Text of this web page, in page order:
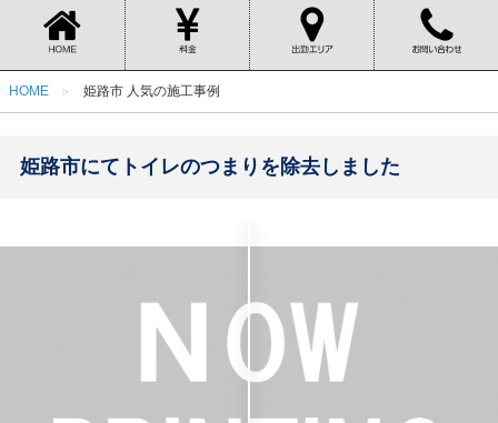
HOME 姫路市 人気の施工事例
姫路市にてトイレのつまりを除去しました